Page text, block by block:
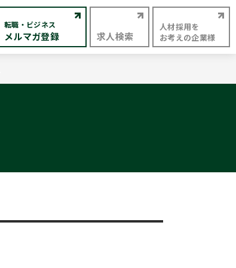
転職・ビジネス
メルマガ登録 求人検索
人材採用を
お考えの企業様